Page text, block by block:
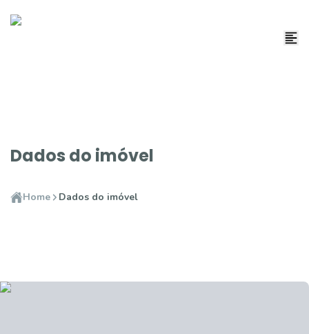
Dados do imóvel
Home Dados do imóvel